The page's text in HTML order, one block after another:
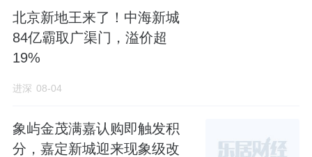
北京新地王来了！中海新城
84亿霸取广渠门，溢价超
19%
进深 08-04
象屿金茂满嘉认购即触发积
分，嘉定新城迎来现象级改